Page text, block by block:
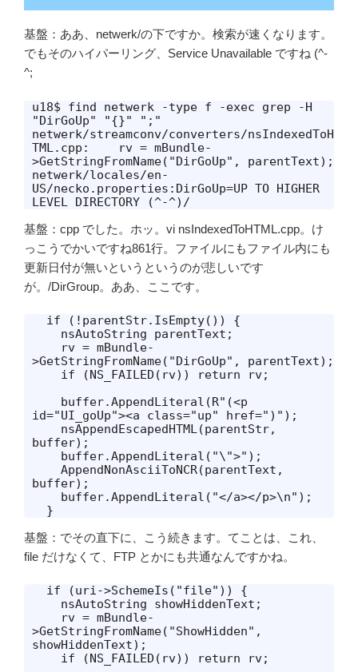
基盤：ああ、netwerk/の下ですか。検索が速くなります。
でもそのハイパーリング、Service Unavailable ですね (^-
^;
u18$ find netwerk -type f -exec grep -H
"DirGoUp" "{}" ";"
netwerk/streamconv/converters/nsIndexedToH
TML.cpp:    rv = mBundle-
>GetStringFromName("DirGoUp", parentText);
netwerk/locales/en-
US/necko.properties:DirGoUp=UP TO HIGHER
LEVEL DIRECTORY (^-^)/
基盤：cpp でした。ホッ。vi nsIndexedToHTML.cpp。け
っこうでかいですね861行。ファイルにもファイル内にも
更新日付が無いというというのが悲しいです
が。/DirGroup。ああ、ここです。
>GetStringFromName("DirGoUp", parentText);
id="UI_goUp"><a class="up" href=")");
buffer);
buffer);
  }
基盤：でその直下に、こう続きます。てことは、これ、
file だけなくて、FTP とかにも共通なんですかね。
>GetStringFromName("ShowHidden",
showHiddenText);